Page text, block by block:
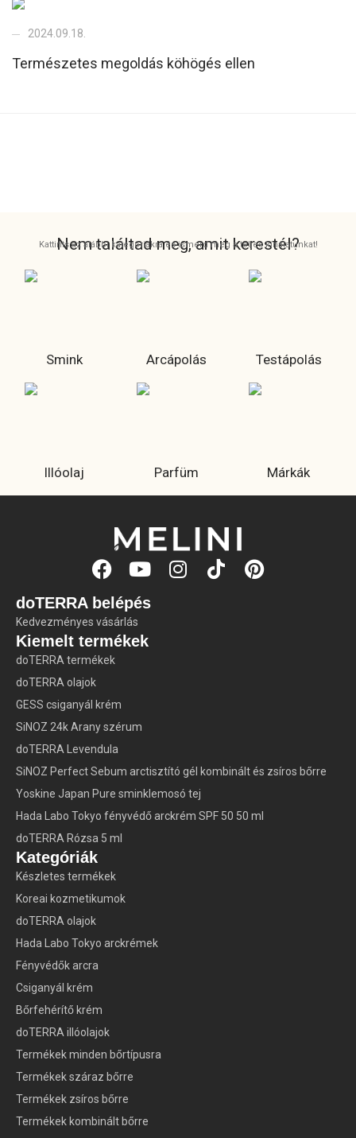
2024.09.18.
Természetes megoldás köhögés ellen
Nem találtad meg, amit kerestél?
Kattints az alábbi kategóriákra és ismerd meg a teljes kínálatunkat!
Smink Arcápolás Testápolás
Illóolaj Parfüm Márkák
doTERRA belépés
Kedvezményes vásárlás
Kiemelt termékek
doTERRA termékek
doTERRA olajok
GESS csiganyál krém
SiNOZ 24k Arany szérum
doTERRA Levendula
SiNOZ Perfect Sebum arctisztító gél kombinált és zsíros bőrre
Yoskine Japan Pure sminklemosó tej
Hada Labo Tokyo fényvédő arckrém SPF 50 50 ml
doTERRA Rózsa 5 ml
Kategóriák
Készletes termékek
Koreai kozmetikumok
doTERRA olajok
Hada Labo Tokyo arckrémek
Fényvédők arcra
Csiganyál krém
Bőrfehérítő krém
doTERRA illóolajok
Termékek minden bőrtípusra
Termékek száraz bőrre
Termékek zsíros bőrre
Termékek kombinált bőrre